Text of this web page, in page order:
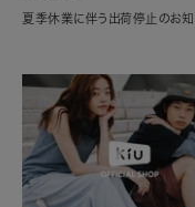
夏季休業に伴う出荷停止のお知